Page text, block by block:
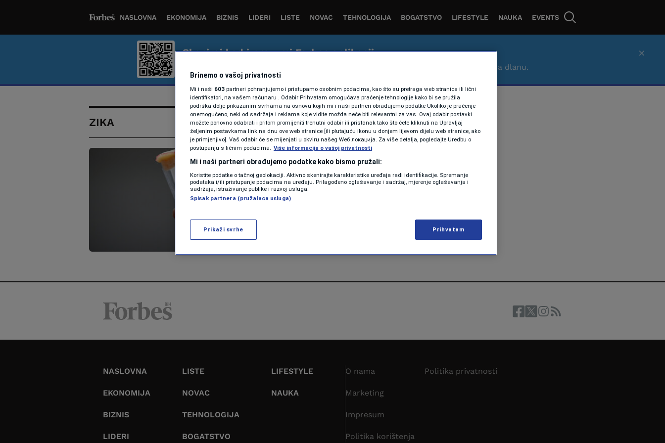
NASLOVNA EKONOMIJA BIZNIS LIDERI LISTE NOVAC TEHNOLOGIJA BOGATSTVO LIFESTYLE NAUKA EVENTS
Skeniraj kod i preuzmi Forbes aplikaciju
Bolje iskustvo čitanja vijesti iz svijeta biznisa, ekonomije i inovacija – brzo, lako i na dlanu.
×
ZIKA
U svrhu pronalaska
lijeka: Američki naučnici
namjerno zarazili ljude
NASLOVNA
EKONOMIJA
BIZNIS
LIDERI
LISTE
NOVAC
TEHNOLOGIJA
BOGATSTVO
LIFESTYLE
NAUKA
O nama
Marketing
Impresum
Politika korištenja
Politika privatnosti
Brinemo o vašoj privatnosti
Mi i naši 603 partneri pohranjujemo i pristupamo osobnim podacima, kao što su pretraga web stranica ili lični
identifikatori, na vašem računaru . Odabir Prihvatam omogućava praćenje tehnologije kako bi se pružila
podrška dolje prikazanim svrhama na osnovu kojih mi i naši partneri obrađujemo podatke Ukoliko je praćenje
onemogućeno, neki od sadržaja i reklama koje vidite možda neće biti relevantni za vas. Ovaj odabir postavki
možete ponovno odabrati i pritom promijeniti trenutni odabir ili pristanak tako što ćete kliknuti na Upravljaj
željenim postavkama link na dnu ove web stranice [ili plutajuću ikonu u donjem lijevom dijelu web stranice, ako
je primjenjivo]. Vaš odabir će se mijenjati u okviru našeg Wеб локација. Za više detalja, pogledajte Uredbu o
postupanju s ličnim podacima.
Više informacija o vašoj privatnosti
Mi i naši partneri obrađujemo podatke kako bismo pružali:
Koristite podatke o tačnoj geolokaciji. Aktivno skenirajte karakteristike uređaja radi identifikacije. Spremanje
podataka i/ili pristupanje podacima na uređaju. Prilagođeno oglašavanje i sadržaj, mjerenje oglašavanja i
sadržaja, istraživanje publike i razvoj usluga.
Spisak partnera (pružalaca usluga)
Prikaži svrhe Prihvatam